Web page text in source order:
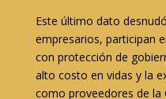
Este último dato
empresarios, participan
con protección de
alto costo en vidas y la
como proveedores de la